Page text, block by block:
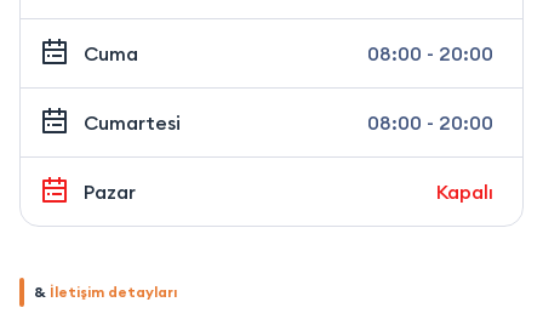
Cuma 08:00 - 20:00
Cumartesi 08:00 - 20:00
Pazar Kapalı
& İletişim detayları